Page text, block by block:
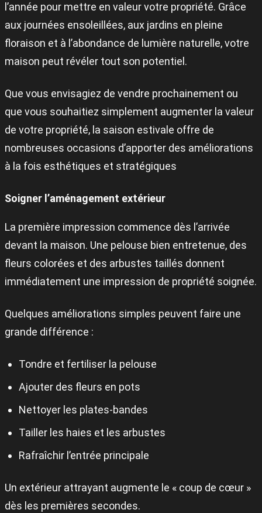
l’année pour mettre en valeur votre propriété. Grâce
aux journées ensoleillées, aux jardins en pleine
floraison et à l’abondance de lumière naturelle, votre
maison peut révéler tout son potentiel.
Que vous envisagiez de vendre prochainement ou
que vous souhaitiez simplement augmenter la valeur
de votre propriété, la saison estivale offre de
nombreuses occasions d’apporter des améliorations
à la fois esthétiques et stratégiques
Soigner l’aménagement extérieur
La première impression commence dès l’arrivée
devant la maison. Une pelouse bien entretenue, des
fleurs colorées et des arbustes taillés donnent
immédiatement une impression de propriété soignée.
Quelques améliorations simples peuvent faire une
grande différence :
Tondre et fertiliser la pelouse
Ajouter des fleurs en pots
Nettoyer les plates-bandes
Tailler les haies et les arbustes
Rafraîchir l’entrée principale
Un extérieur attrayant augmente le « coup de cœur »
dès les premières secondes.